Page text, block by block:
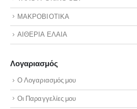
ΜΑΚΡΟΒΙΟΤΙΚΑ
ΑΙΘΕΡΙΑ ΕΛΑΙΑ
Λογαριασμός
Ο Λογαριασμός μου
Οι Παραγγελίες μου